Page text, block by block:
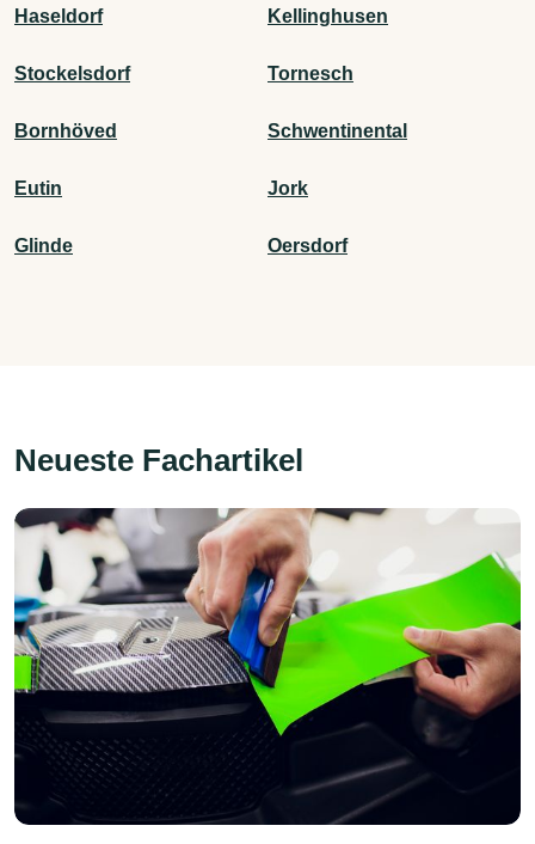
Haseldorf Kellinghusen
Stockelsdorf Tornesch
Bornhöved Schwentinental
Eutin Jork
Glinde Oersdorf
Neueste Fachartikel